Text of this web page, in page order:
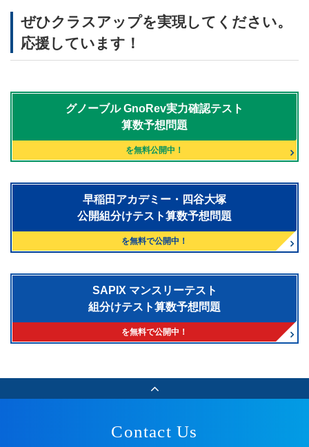
ぜひクラスアップを実現してください。
応援しています！
グノーブルGnoRev実力確認テスト
算数予想問題
を無料公開中！
早稲田アカデミー・四谷大塚
公開組分けテスト算数予想問題
を無料で公開中！
SAPIX マンスリーテスト
組分けテスト算数予想問題
を無料で公開中！
Contact Us